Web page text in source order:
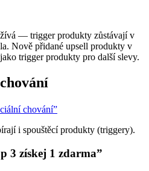
— trigger produkty zůstávají v
Nově přidané upsell produkty v
trigger produkty pro další slevy.
chování”
i spouštěcí produkty (triggery).
3 získej 1 zdarma”